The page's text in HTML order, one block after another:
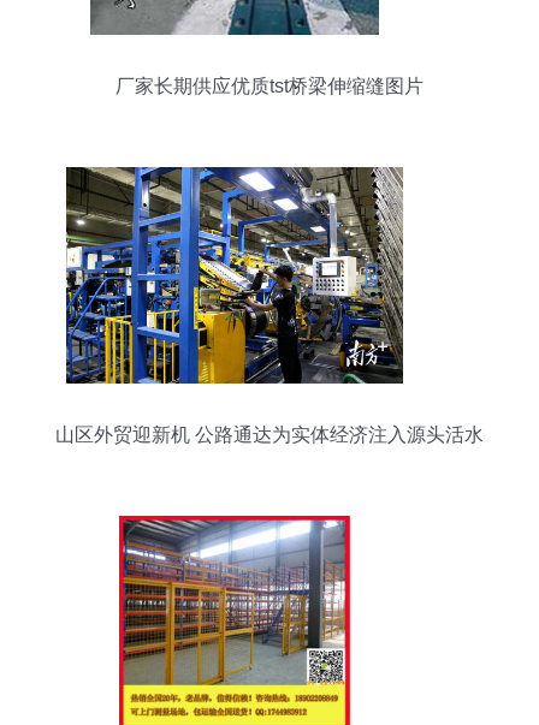
厂家长期供应优质tst桥梁伸缩缝图片
山区外贸迎新机 公路通达为实体经济注入源头活水